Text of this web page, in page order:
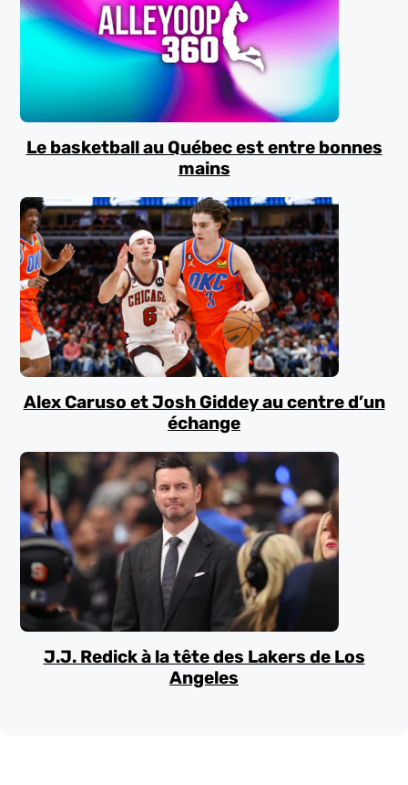
Le basketball au Québec est entre bonnes
mains
Alex Caruso et Josh Giddey au centre d’un
échange
J.J. Redick à la tête des Lakers de Los
Angeles